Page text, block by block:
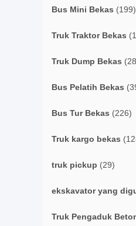
Bus Mini Bekas (199)
Truk Traktor Bekas
Truk Dump Bekas
Bus Pelatih Bekas
Bus Tur Bekas (226)
Truk kargo bekas
truk pickup (29)
ekskavator yang
Truk Pengaduk